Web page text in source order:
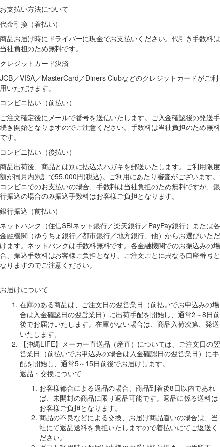
お支払い方法について
代金引換（着払い）
商品お届け時にドライバーに現金でお支払いください。代引き手数料は
当社負担のため無料です。
クレジットカード決済
JCB／VISA／MasterCard／Diners Clubなどのクレジットカードがご利
用いただけます。
コンビニ払い（前払い）
ご注文確定後にメールで番号を送信いたします。ご入金確認後の発送手
続き開始となりますのでご注意ください。手数料は当社負担のため無料
です。
コンビニ払い（後払い）
商品出荷後、商品とは別に払込票ハガキを郵送いたします。ご利用限度
額が同月内累計で55,000円(税込)。ご利用にあたり審査がございます。
コンビニでのお支払いの場合、手数料は当社負担のため無料ですが、銀
行振込の場合のみ振込手数料はお客様ご負担となります。
銀行振込（前払い）
ネットバンク（住信SBIネット銀行／楽天銀行／PayPay銀行）または各
金融機関（ゆうちょ銀行／都市銀行／地方銀行、他）からお選びいただ
けます。ネットバンクは手数料無料です。各金融機関でのお振込みの場
合、振込手数料はお客様ご負担となり、ご注文ごとに異なる口座番号と
なりますのでご注意ください。
お届けについて
在庫のある商品は、ご注文日の翌営業日（前払いでお申込みの場
合は入金確認日の翌営業日）に出荷手配を開始し、通常2～8日前
後でお届けいたします。在庫がない場合は、商品入荷次第、発送
いたします。
【沖縄LIFE】メーカー直送品（産直）については、ご注文日の翌
営業日（前払いでお申込みの場合は入金確認日の翌営業日）に手
配を開始し、通常5～15日前後でお届けします。
返品・交換について
お客様都合による返品の場合、商品到着後8日以内であれ
ば、未開封の商品に限り返品可能です。返品に係る送料は
お客様ご負担となります。
商品の不良などによる交換、お届け商品違いの場合は、当
社にて返品送料を負担いたしますので着払いにてご返送く
ださい。